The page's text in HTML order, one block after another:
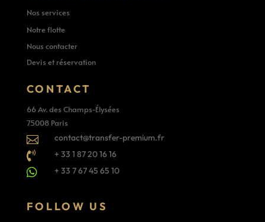
Nos services
Notre flotte
Nous contacter
Devis et réservation
CONTACT
66 Av. des Champs-Élysées
75008 Paris
 contact@transfer-premium.fr
 + 33 1 87 20 16 16
 + 33 7 67 45 65 10
FOLLOW US